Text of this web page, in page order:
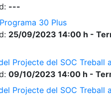
---
30 Plus
25/09/2023 14:00 h -
Projecte del SOC Treball
09/10/2023 14:00 h -
Projecte del SOC Treball